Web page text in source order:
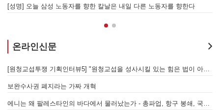
[성명] 오늘 삼성 노동자를 향한 칼날은 내일 다른 노동자를 향한다
온라인신문
보완수사권 폐지라는 가짜 개혁